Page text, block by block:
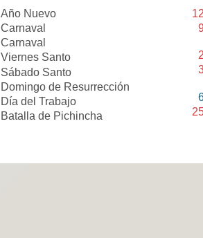
Año Nuevo
Carnaval
Carnaval
Viernes Santo
Sábado Santo
Domingo de Resurrección
Día del Trabajo
Batalla de Pichincha
12
2